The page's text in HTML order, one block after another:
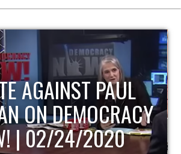
AGAINST PAUL
ON DEMOCRACY
| 02/24/2020